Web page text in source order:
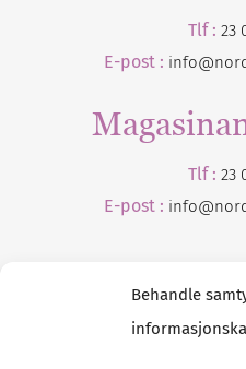
Behandle
Tlf : 23
E-post :
Tlf : 23
E-post : info@